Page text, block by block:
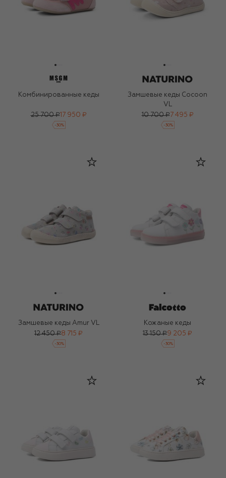
Комбинированные кеды
25 700 ₽17 950 ₽
-30%
Замшевые кеды Cocoon
VL
10 700 ₽7 495 ₽
-30%
Замшевые кеды Amur VL
12 450 ₽8 715 ₽
-30%
Кожаные кеды
13 150 ₽9 205 ₽
-30%